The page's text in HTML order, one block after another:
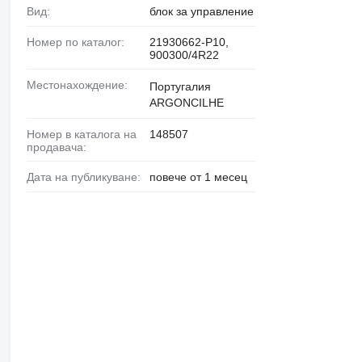
Вид: блок за управление
Номер по каталог:
21930662-P10,
900300/4R22
Местонахождение:
Португалия
ARGONCILHE
Номер в каталога на
продавача:
148507
Дата на публикуване: повече от 1 месец